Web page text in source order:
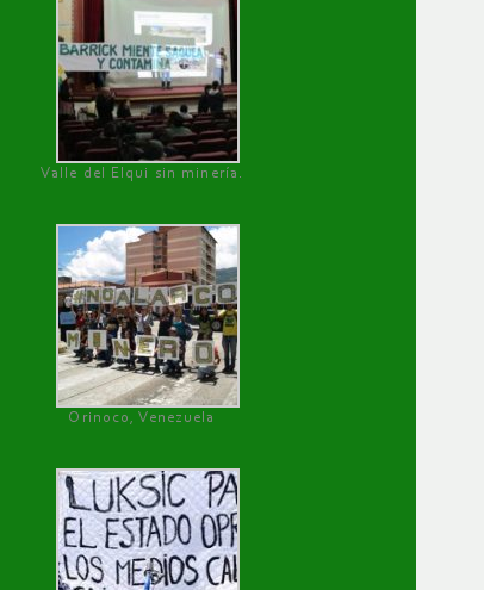
Valle del Elqui sin minería.
Orinoco, Venezuela